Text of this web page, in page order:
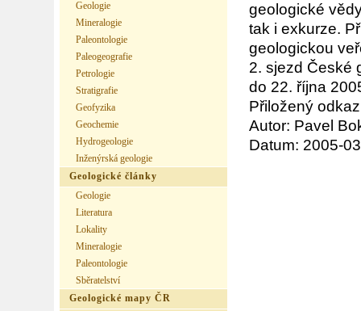
geologické
tak i exkurze.
geologickou
2. sjezd České
do 22. října
Přiložený
Autor: Pavel
Datum: 2005-
Geologie
Mineralogie
Paleontologie
Paleogeografie
Petrologie
Stratigrafie
Geofyzika
Geochemie
Hydrogeologie
Inženýrská geologie
Geologické články
Geologie
Literatura
Lokality
Mineralogie
Paleontologie
Sběratelství
Geologické mapy ČR